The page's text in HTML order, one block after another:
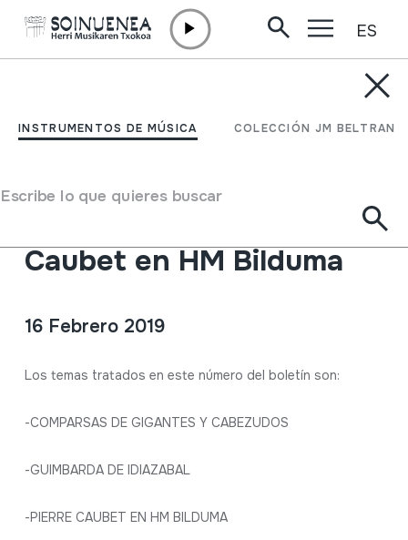
INSTRUMENTOS DE MÚSICA COLECCIÓN JM BELTRAN
Escribe lo que quieres buscar
ES
HMberriak nº 68:
cabezudos / Guimbarda
Caubet en HM Bilduma
16 Febrero 2019
Descripción
Los temas tratados en este número del boletín son:
-COMPARSAS DE GIGANTES Y CABEZUDOS
-GUIMBARDA DE IDIAZABAL
-PIERRE CAUBET EN HM BILDUMA